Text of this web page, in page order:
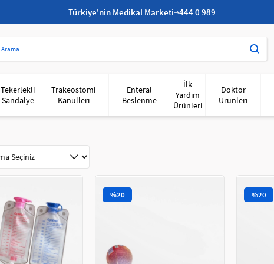
Türkiye'nin Medikal Marketi 444 0 989
Tekerlekli
Sandalye
Trakeostomi
Kanülleri
Enteral
Beslenme
İlk
Yardım
Ürünleri
Doktor
Ürünleri
%20 %20